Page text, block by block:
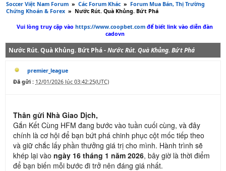
Soccer Việt Nam Forum » Các Forum Khác » Forum Mua Bán, Thị Trường
Chứng Khoán & Forex » Nước Rút. Quà Khủng. Bứt Phá
Vui lòng truy cập vàohttps://www.coopbet.comđể biết link vào diễn đàn
cadovn
Nước Rút. Quà Khủng. Bứt Phá -Nước Rút. Quà Khủng. Bứt Phá
premier_league
Đã gửi : 12/01/2026 lúc 03:42:25(UTC)
Thân gửi Nhà Giao Dịch,
Gắn Kết Cùng HFM đang bước vào tuần cuối cùng, và đây
chính là cơ hội để bạn bứt phá chinh phục cột mốc tiếp theo
và giữ chắc lấy phần thưởng giá trị cho mình. Hành trình sẽ
khép lại vào ngày 16 tháng 1 năm 2026, bây giờ là thời điểm
để bạn biến mỗi bước đi trở nên đáng giá nhất.